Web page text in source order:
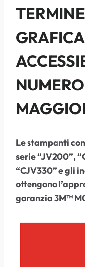
Le stampanti
serie “JV200”,
“CJV330” e gli
ottengono
garanzia 3M™